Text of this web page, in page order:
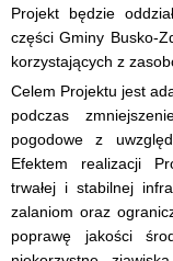
Projekt będzie
części Gminy Busko-
korzystających z
Celem Projektu jest
podczas
pogodowe z
Efektem realizacji
trwałej i stabilnej
zalaniom oraz
poprawę jakości